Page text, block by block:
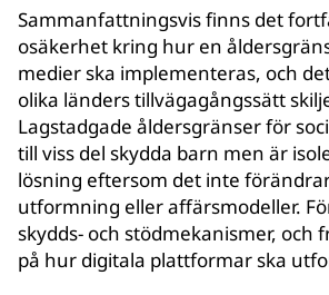
Sammanfattningsvis finns det
osäkerhet kring hur en
medier ska implementeras, och
olika länders tillvägagångssätt
Lagstadgade åldersgränser för
till viss del skydda barn men är
lösning eftersom det inte
utformning eller affärsmodeller.
skydds- och stödmekanismer, och
på hur digitala plattformar ska